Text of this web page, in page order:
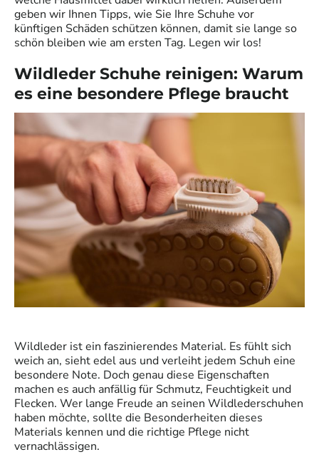
geben wir Ihnen Tipps, wie Sie Ihre Schuhe vor
künftigen Schäden schützen können, damit sie lange so
schön bleiben wie am ersten Tag. Legen wir los!
Wildleder Schuhe reinigen: Warum
es eine besondere Pflege braucht
Wildleder ist ein faszinierendes Material. Es fühlt sich
weich an, sieht edel aus und verleiht jedem Schuh eine
besondere Note. Doch genau diese Eigenschaften
machen es auch anfällig für Schmutz, Feuchtigkeit und
Flecken. Wer lange Freude an seinen Wildlederschuhen
haben möchte, sollte die Besonderheiten dieses
Materials kennen und die richtige Pflege nicht
vernachlässigen.